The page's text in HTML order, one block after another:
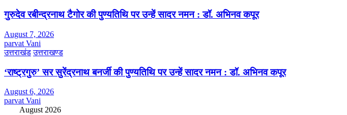
गुरुदेव रबीन्द्रनाथ टैगोर की पुण्यतिथि पर उन्हें सादर नमन : डॉ. अभिनव कपूर
August 7, 2026
parvat Vani
उत्तराखंड उत्तराखण्ड
‘राष्ट्रगुरु’ सर सुरेंद्रनाथ बनर्जी की पुण्यतिथि पर उन्हें सादर नमन : डॉ. अभिनव कपूर
August 6, 2026
parvat Vani
August 2026